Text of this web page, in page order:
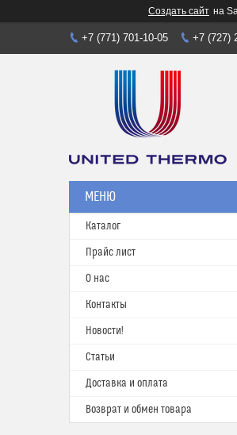
Создать сайт на
+7 (771) 701-10-05 +7 (727)
Каталог
Прайс лист
О нас
Контакты
Новости!
Статьи
Доставка и оплата
Возврат и обмен товара